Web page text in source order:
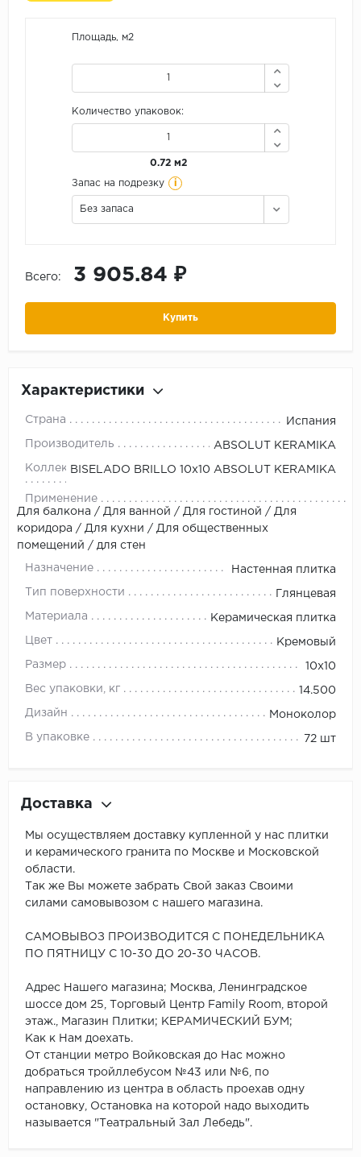
Площадь, м2
Количество упаковок:
0.72 м2
Запас на подрезку i
Без запаса
Всего: 3 905.84 ₽
Купить
Характеристики
Страна Испания
Производитель ABSOLUT KERAMIKA
КоллекцияBISELADO BRILLO 10x10 ABSOLUT KERAMIKA
Применение
Для балкона / Для ванной / Для гостиной / Для
коридора / Для кухни / Для общественных
помещений / для стен
Назначение Настенная плитка
Тип поверхности Глянцевая
Материала Керамическая плитка
Цвет Кремовый
Размер 10x10
Вес упаковки, кг 14.500
Дизайн Моноколор
В упаковке 72 шт
Доставка
Мы осуществляем доставку купленной у нас плитки
и керамического гранита по Москве и Московской
области.
Так же Вы можете забрать Свой заказ Своими
силами самовывозом с нашего магазина.
САМОВЫВОЗ ПРОИЗВОДИТСЯ С ПОНЕДЕЛЬНИКА
ПО ПЯТНИЦУ С 10-30 ДО 20-30 ЧАСОВ.
Адрес Нашего магазина; Москва, Ленинградское
шоссе дом 25, Торговый Центр Family Room, второй
этаж., Магазин Плитки; КЕРАМИЧЕСКИЙ БУМ;
Как к Нам доехать.
От станции метро Войковская до Нас можно
добраться тройллебусом №43 или №6, по
направлению из центра в область проехав одну
остановку, Остановка на которой надо выходить
называется "Театральный Зал Лебедь".